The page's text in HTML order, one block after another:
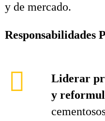
y de mercado.
Responsabilidades
Liderar
y